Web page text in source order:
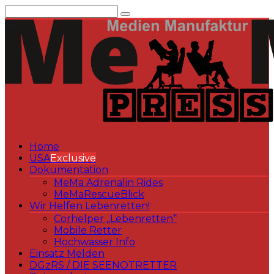
Inhalt
springen
Home
USAExclusive
Dokumentation
MeMa Adrenalin Rides
MeMaRescueBlick
Wir Helfen Lebenretten!
Corhelper „Lebenretten“
Mobile Retter
Hochwasser Info
Einsatz Melden
DGzRS / DIE SEENOTRETTER